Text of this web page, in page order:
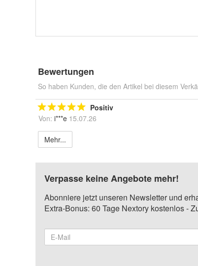
Bewertungen
So haben Kunden, die den Artikel bei diesem
Positiv
Von: i***e 15.07.26
Mehr...
Verpasse keine Angebote mehr!
Abonniere jetzt unseren Newsletter und
Extra-Bonus: 60 Tage Nextory kostenlos -